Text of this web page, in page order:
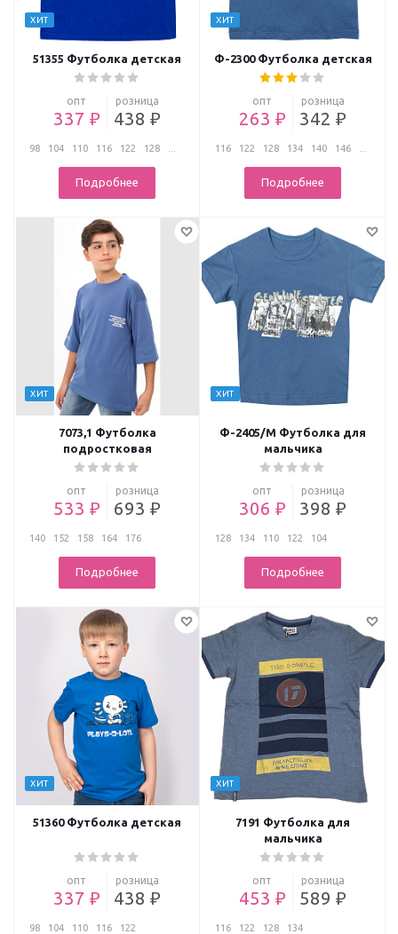
ХИТ
51355 Футболка детская
опт
337 ₽
розница
438 ₽
98 104 110 116 122 128
Подробнее
ХИТ
Ф-2300 Футболка детская
опт
263 ₽
розница
342 ₽
116 122 128 134 140 146
Подробнее
ХИТ
7073,1 Футболка
подростковая
опт
533 ₽
розница
693 ₽
140 152 158 164 176
Подробнее
ХИТ
Ф-2405/М Футболка для
мальчика
опт
306 ₽
розница
398 ₽
128 134 110 122 104
Подробнее
ХИТ
51360 Футболка детская
опт
337 ₽
розница
438 ₽
98 104 110 116 122
ХИТ
7191 Футболка для
мальчика
опт
453 ₽
розница
589 ₽
116 122 128 134